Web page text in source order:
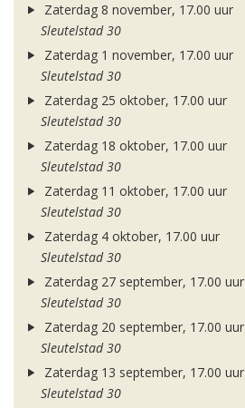
Zaterdag 8 november, 17.00 uur
Sleutelstad 30
Zaterdag 1 november, 17.00 uur
Sleutelstad 30
Zaterdag 25 oktober, 17.00 uur
Sleutelstad 30
Zaterdag 18 oktober, 17.00 uur
Sleutelstad 30
Zaterdag 11 oktober, 17.00 uur
Sleutelstad 30
Zaterdag 4 oktober, 17.00 uur
Sleutelstad 30
Zaterdag 27 september, 17.00 uur
Sleutelstad 30
Zaterdag 20 september, 17.00 uur
Sleutelstad 30
Zaterdag 13 september, 17.00 uur
Sleutelstad 30